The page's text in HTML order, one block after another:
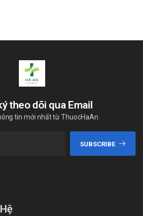
theo dõi qua Email
tin mới nhất từ ThuocHaAn
SUBSCRIBE